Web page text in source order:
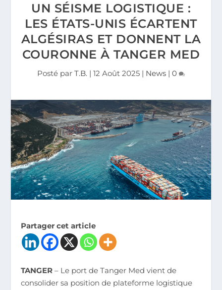
UN SÉISME LOGISTIQUE :
LES ÉTATS-UNIS ÉCARTENT
ALGÉSIRAS ET DONNENT LA
COURONNE À TANGER MED
Posté par T.B. | 12 Août 2025 | News | 0
Partager cet article
TANGER – Le port de Tanger Med vient de
consolider sa position de plateforme logistique